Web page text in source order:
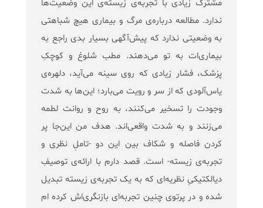
مشترک زیادی با تجربه‌ی زیسته‌ی این وضعیت‌ها
ندارد. مطالعه درباره‌ی مرگ و بیماری هیچ شباهتی
به وضعیتی ندارد که پیش‌آگهی بسیار بدی راجع به
بیماری‌ات به تو می‌دهند. مطب شلوغ و کوچکِ
پزشک، فشار زیادی که روی سینه‌ می‌آید، دلهره‌ی
یاس‌آلودی که از سر و رویت می‌بارد؛ این‌ها به شدت
وجودت را تسخیر می‌کنند، به روح و روانت لطمه
می‌زنند و به شدت واقعی‌اند. هدف من این‌جا پر
کردن فاصله و شکاف بین این دو -تاملِ نظری و
تجربه‌ی زیسته- است. قصد دارم با ارائه‌ی توصیفِ
دیالکتیکیِ نظریه‌ای که به یک تجربه‌ی زیسته تبدیل
شده و در پرتوی چنین تجربه‌ای بازنگری‌اش کرده ام